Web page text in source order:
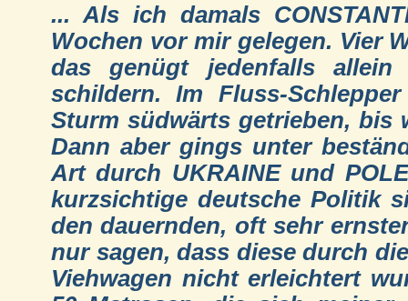
... Als ich damals
Wochen vor mir gelegen. Vier
das genügt jedenfalls
schildern. Im Fluss-
Sturm südwärts getrieben, bis
Dann aber gings unter
Art durch UKRAINE und
kurzsichtige deutsche Politik
den dauernden, oft sehr
nur sagen, dass diese durch
Viehwagen nicht erleichtert